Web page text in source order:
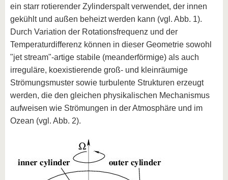
ein starr rotierender Zylinderspalt verwendet, der innen
gekühlt und außen beheizt werden kann (vgl. Abb. 1).
Durch Variation der Rotationsfrequenz und der
Temperaturdifferenz können in dieser Geometrie sowohl
"jet stream"-artige stabile (meanderförmige) als auch
irreguläre, koexistierende groß- und kleinräumige
Strömungsmuster sowie turbulente Strukturen erzeugt
werden, die den gleichen physikalischen Mechanismus
aufweisen wie Strömungen in der Atmosphäre und im
Ozean (vgl. Abb. 2).